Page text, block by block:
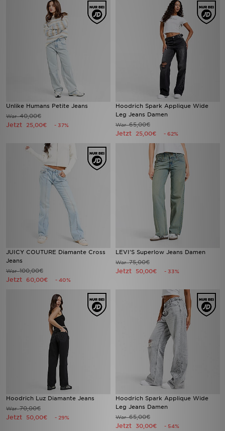
Unlike Humans Petite Jeans
War40,00€
Jetzt 25,00€ - 37%
Hoodrich Spark Applique Wide
Leg Jeans Damen
War65,00€
Jetzt 25,00€ - 62%
JUICY COUTURE Diamante Cross
Jeans
War100,00€
Jetzt 60,00€ - 40%
LEVI'S Superlow Jeans Damen
War75,00€
Jetzt 50,00€ - 33%
Hoodrich Luz Diamante Jeans
War70,00€
Jetzt 50,00€ - 29%
Hoodrich Spark Applique Wide
Leg Jeans Damen
War65,00€
Jetzt 30,00€ - 54%